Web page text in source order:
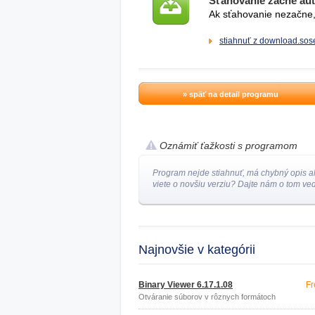
Ak sťahovanie
stiahnuť z
» späť na detail programu
Oznámiť ťažkosti s programom
Program nejde stiahnuť, má chybný opis
viete o novšiu verziu? Dajte nám o tom
Najnovšie v kategórii
Binary Viewer 6.17.1.08
Otváranie súborov v rôznych formátoch